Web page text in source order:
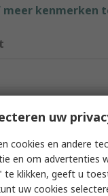
kenmerken
Approved
uw
cookies en andere
en om advertenties
te klikken, geeft u
uw cookies